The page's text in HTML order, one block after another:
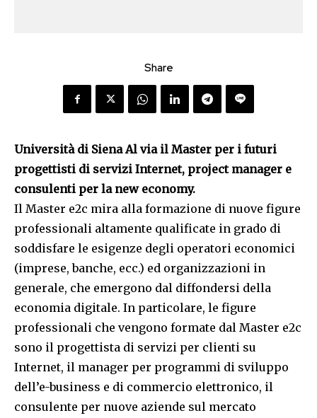
Share
Università di Siena Al via il Master per i futuri
progettisti di servizi Internet, project manager e
consulenti per la new economy.
Il Master e2c mira alla formazione di nuove figure
professionali altamente qualificate in grado di
soddisfare le esigenze degli operatori economici
(imprese, banche, ecc.) ed organizzazioni in
generale, che emergono dal diffondersi della
economia digitale. In particolare, le figure
professionali che vengono formate dal Master e2c
sono il progettista di servizi per clienti su
Internet, il manager per programmi di sviluppo
dell’e-business e di commercio elettronico, il
consulente per nuove aziende sul mercato